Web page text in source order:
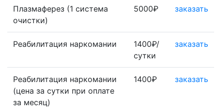
Плазмаферез (1 система
очистки)
5000₽ заказать
Реабилитация наркомании
1400₽/
сутки
заказать
Реабилитация наркомании
(цена за сутки при оплате
за месяц)
1400₽ заказать